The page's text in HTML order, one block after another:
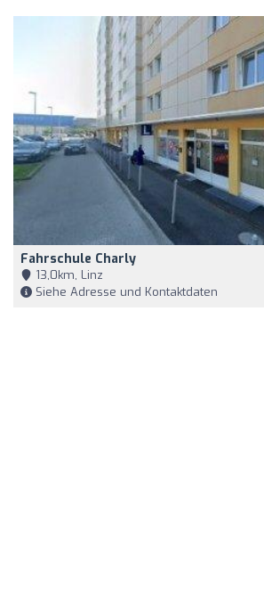
Fahrschule Charly
13,0km, Linz
Siehe Adresse und Kontaktdaten